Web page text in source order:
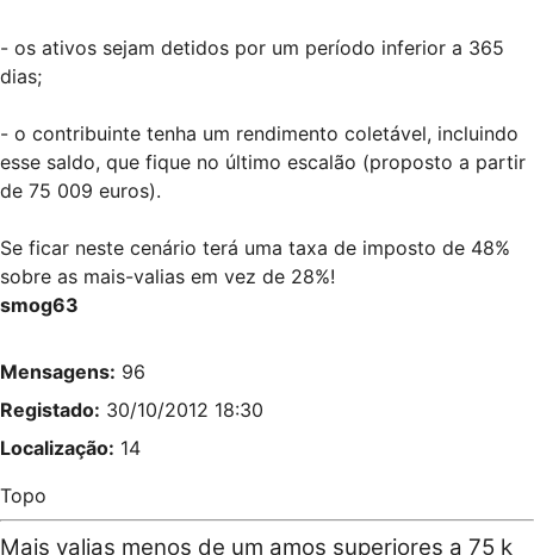
- os ativos sejam detidos por um período inferior a 365
dias;
- o contribuinte tenha um rendimento coletável, incluindo
esse saldo, que fique no último escalão (proposto a partir
de 75 009 euros).
Se ficar neste cenário terá uma taxa de imposto de 48%
sobre as mais-valias em vez de 28%!
smog63
Mensagens: 96
Registado: 30/10/2012 18:30
Localização: 14
Topo
Mais valias menos de um amos superiores a 75 k